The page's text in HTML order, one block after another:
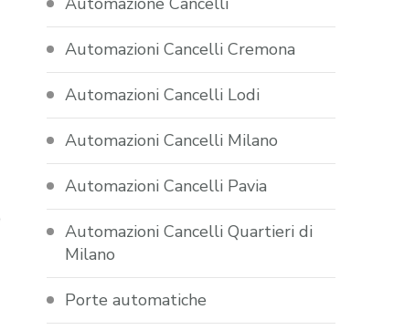
Automazioni Cancelli Cremona
Automazioni Cancelli Lodi
Automazioni Cancelli Milano
Automazioni Cancelli Pavia
Automazioni Cancelli Quartieri di
Milano
Porte automatiche